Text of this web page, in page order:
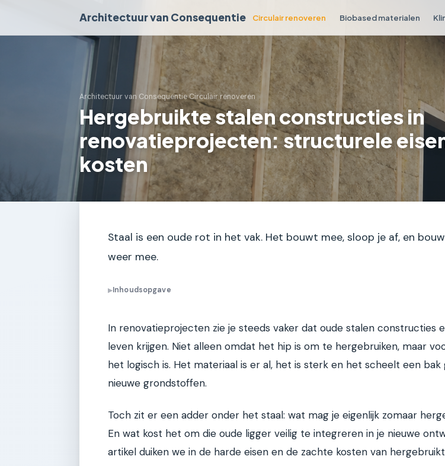
Architectuur van Consequentie Circulair renoveren Biobased materialen
Architectuur van Consequentie›Circulair renoveren
Hergebruikte stalen constructies in
renovatieprojecten: structurele
kosten
Staal is een oude rot in het vak. Het bouwt mee, sloop je af, en
weer mee.
▶Inhoudsopgave
In renovatieprojecten zie je steeds vaker dat oude stalen constructies
leven krijgen. Niet alleen omdat het hip is om te hergebruiken, maar
het logisch is. Het materiaal is er al, het is sterk en het scheelt een bak
nieuwe grondstoffen.
Toch zit er een adder onder het staal: wat mag je eigenlijk zomaar
En wat kost het om die oude ligger veilig te integreren in je nieuwe
artikel duiken we in de harde eisen en de zachte kosten van